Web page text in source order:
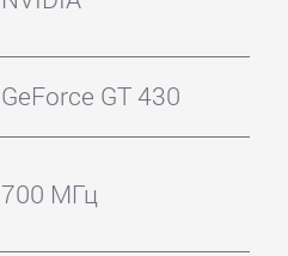
GeForce GT 430
700 МГц